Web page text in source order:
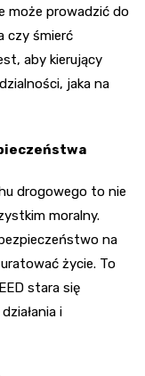
może prowadzić do
czy śmierć
aby kierujący
jaka na
drogowego to nie
moralny.
na
życie. To
stara się
i